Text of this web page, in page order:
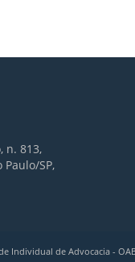
n. 813,
Paulo/SP,
Individual de Advocacia -